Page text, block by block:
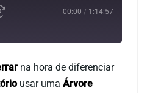
00:00 / 1:14:57
na hora de diferenciar
usar uma Árvore